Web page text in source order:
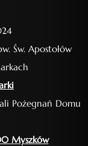
Św. Apostołów
Pożegnań Domu
Myszków